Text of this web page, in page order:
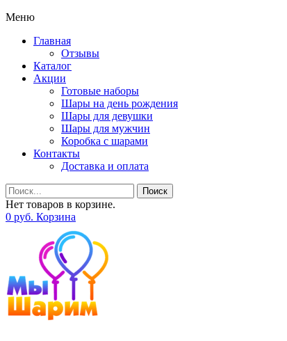
Меню
Главная
Отзывы
Каталог
Акции
Готовые наборы
Шары на день рождения
Шары для девушки
Шары для мужчин
Коробка с шарами
Контакты
Доставка и оплата
Поиск
Нет товаров в корзине.
0 руб. Корзина